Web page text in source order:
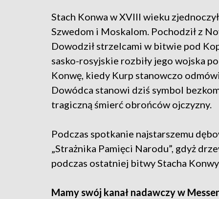
Stach Konwa w XVIII wieku
Szwedom i Moskalom. Pochodził z
Dowodził strzelcami w bitwie pod
sasko-rosyjskie rozbiły jego wojska
Konwę, kiedy Kurp stanowczo
Dowódca stanowi dziś symbol
tragiczną śmierć obrońców ojczyzny.
Podczas spotkanie najstarszemu
„Strażnika Pamięci Narodu”, gdyż
podczas ostatniej bitwy Stacha
Mamy swój kanał nadawczy w